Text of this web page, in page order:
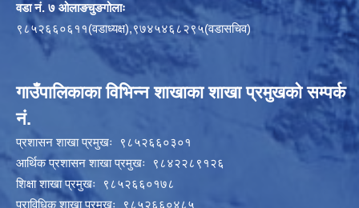
वडा नं. ७ ओलाङचुङगोलाः
९८५२६६०६११(वडाध्यक्ष),९७४५४६८२९५(वडासचिव)
गाउँपालिकाका विभिन्न शाखाका शाखा प्रमुखको सम्पर्क
नं.
प्रशासन शाखा प्रमुखः ९८५२६६०३०१
आर्थिक प्रशासन शाखा प्रमुखः ९८४२२८९१२६
शिक्षा शाखा प्रमुखः ९८५२६६०१७८
प्राविधिक शाखा प्रमुखः ९८५२६६०४८५